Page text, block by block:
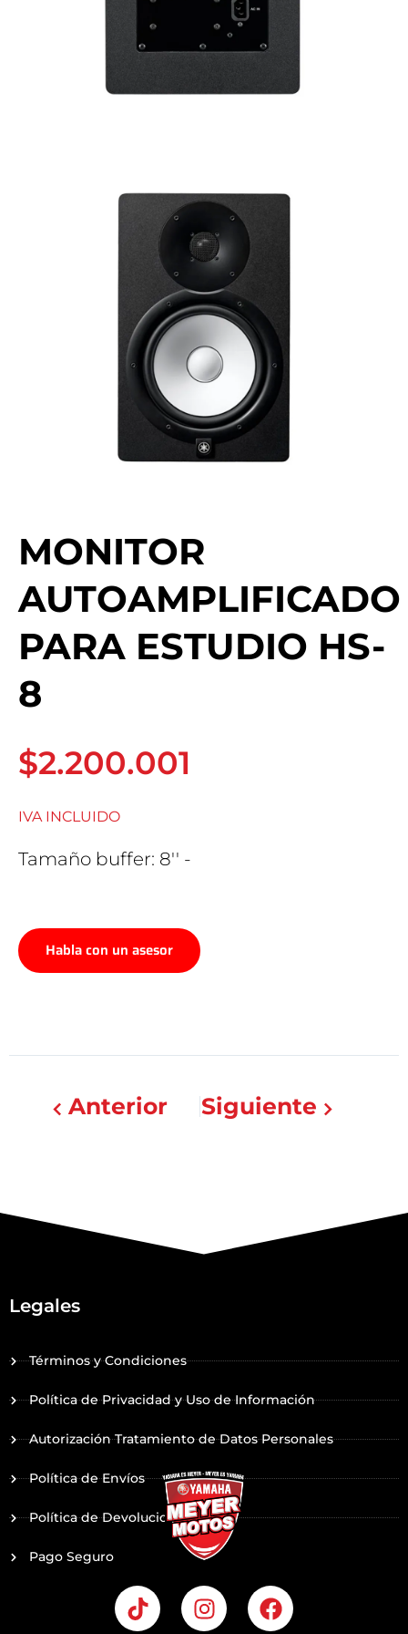
MONITOR
AUTOAMPLIFICADO
PARA ESTUDIO HS-
8
$2.200.001
IVA INCLUIDO
Tamaño buffer: 8'' -
Habla con un asesor
Anterior Siguiente
Legales
Términos y Condiciones
Política de Privacidad y Uso de Información
Autorización Tratamiento de Datos Personales
Política de Envíos
Política de Devoluciones
Pago Seguro
T
i
I
n
F
a